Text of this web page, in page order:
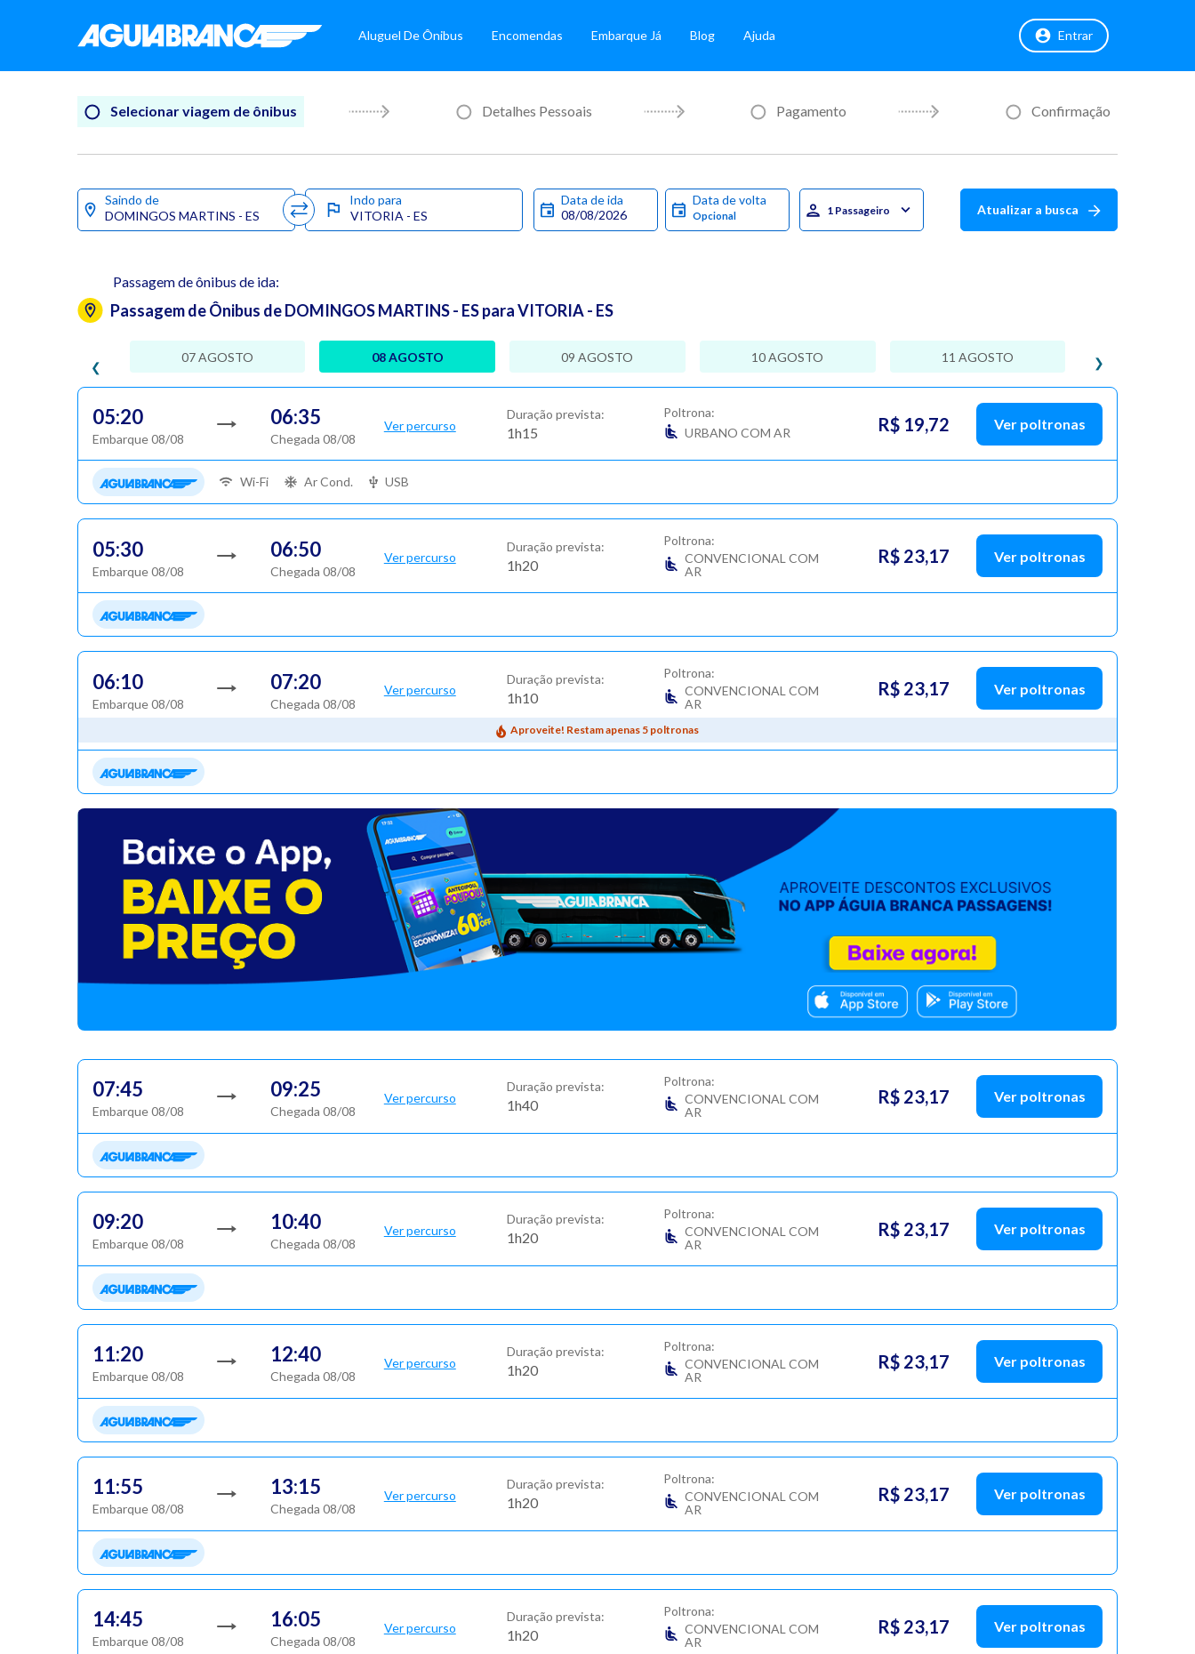
Aluguel De Ônibus Encomendas Embarque Já Blog Ajuda Entrar
Selecionar viagem de ônibus Detalhes Pessoais Pagamento Confirmação
Saindo de Indo para Data de ida Data de volta
1 Passageiro Atualizar a busca
Passagem de ônibus de ida:
Passagem de Ônibus de DOMINGOS MARTINS - ES para VITORIA - ES
❯
❮
07 AGOSTO 08 AGOSTO 09 AGOSTO 10 AGOSTO 11 AGOSTO
05:20
Embarque 08/08
06:35
Chegada 08/08
Ver percurso
Duração prevista:
1h15
Poltrona:
URBANO COM AR
R$ 19,72 Ver poltronas
Wi-Fi Ar Cond. USB
05:30
Embarque 08/08
06:50
Chegada 08/08
Ver percurso
Duração prevista:
1h20
Poltrona:
CONVENCIONAL COM
AR
R$ 23,17 Ver poltronas
06:10
Embarque 08/08
07:20
Chegada 08/08
Ver percurso
Duração prevista:
1h10
Poltrona:
CONVENCIONAL COM
AR
R$ 23,17 Ver poltronas
Aproveite! Restam apenas 5 poltronas
07:45
Embarque 08/08
09:25
Chegada 08/08
Ver percurso
Duração prevista:
1h40
Poltrona:
CONVENCIONAL COM
AR
R$ 23,17 Ver poltronas
09:20
Embarque 08/08
10:40
Chegada 08/08
Ver percurso
Duração prevista:
1h20
Poltrona:
CONVENCIONAL COM
AR
R$ 23,17 Ver poltronas
11:20
Embarque 08/08
12:40
Chegada 08/08
Ver percurso
Duração prevista:
1h20
Poltrona:
CONVENCIONAL COM
AR
R$ 23,17 Ver poltronas
11:55
Embarque 08/08
13:15
Chegada 08/08
Ver percurso
Duração prevista:
1h20
Poltrona:
CONVENCIONAL COM
AR
R$ 23,17 Ver poltronas
14:45
Embarque 08/08
16:05
Chegada 08/08
Ver percurso
Duração prevista:
1h20
Poltrona:
CONVENCIONAL COM
AR
R$ 23,17 Ver poltronas